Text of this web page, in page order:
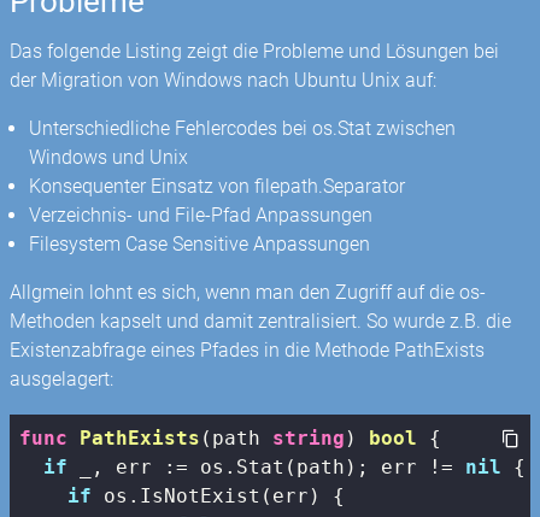
Das folgende Listing zeigt die Probleme und Lösungen bei
der Migration von Windows nach Ubuntu Unix auf:
Unterschiedliche Fehlercodes bei os.Stat zwischen
Windows und Unix
Konsequenter Einsatz von filepath.Separator
Verzeichnis- und File-Pfad Anpassungen
Filesystem Case Sensitive Anpassungen
Allgmein lohnt es sich, wenn man den Zugriff auf die os-
Methoden kapselt und damit zentralisiert. So wurde z.B. die
Existenzabfrage eines Pfades in die Methode PathExists
ausgelagert:
func PathExists (path string ) bool {
if _, err := os.Stat(path); err != nil {
if os.IsNotExist(err) {